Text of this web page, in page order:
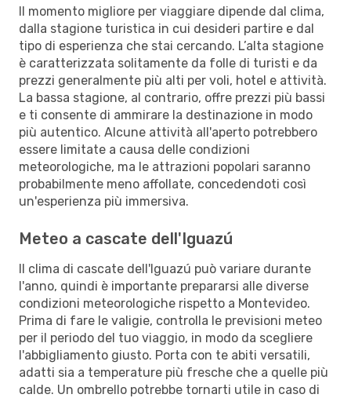
Il momento migliore per viaggiare dipende dal clima,
dalla stagione turistica in cui desideri partire e dal
tipo di esperienza che stai cercando. L’alta stagione
è caratterizzata solitamente da folle di turisti e da
prezzi generalmente più alti per voli, hotel e attività.
La bassa stagione, al contrario, offre prezzi più bassi
e ti consente di ammirare la destinazione in modo
più autentico. Alcune attività all'aperto potrebbero
essere limitate a causa delle condizioni
meteorologiche, ma le attrazioni popolari saranno
probabilmente meno affollate, concedendoti così
un'esperienza più immersiva.
Meteo a cascate dell'Iguazú
Il clima di cascate dell'Iguazú può variare durante
l'anno, quindi è importante prepararsi alle diverse
condizioni meteorologiche rispetto a Montevideo.
Prima di fare le valigie, controlla le previsioni meteo
per il periodo del tuo viaggio, in modo da scegliere
l'abbigliamento giusto. Porta con te abiti versatili,
adatti sia a temperature più fresche che a quelle più
calde. Un ombrello potrebbe tornarti utile in caso di